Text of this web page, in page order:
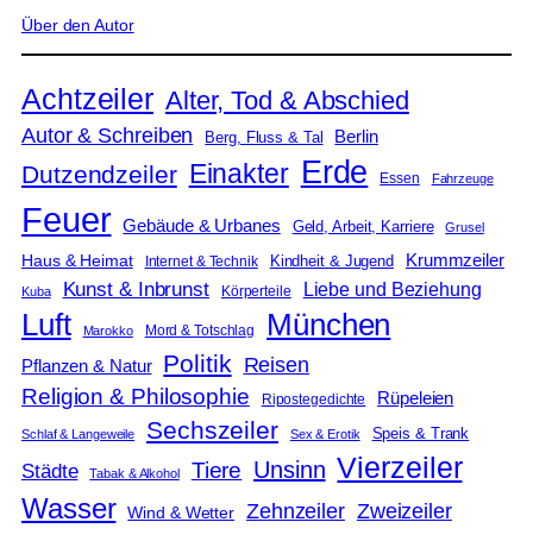
Über den Autor
Achtzeiler Alter, Tod & Abschied
Autor & Schreiben Berg, Fluss & Tal Berlin
Dutzendzeiler Einakter Erde Essen Fahrzeuge
Feuer Gebäude & Urbanes Geld, Arbeit, Karriere Grusel
Haus & Heimat Internet & Technik Kindheit & Jugend Krummzeiler
Kuba Kunst & Inbrunst Körperteile Liebe und Beziehung
Luft Marokko Mord & Totschlag München
Pflanzen & Natur Politik Reisen
Religion & Philosophie Ripostegedichte Rüpeleien
Schlaf & Langeweile Sechszeiler Sex & Erotik Speis & Trank
Städte Tabak & Alkohol Tiere Unsinn Vierzeiler
Wasser Wind & Wetter Zehnzeiler Zweizeiler